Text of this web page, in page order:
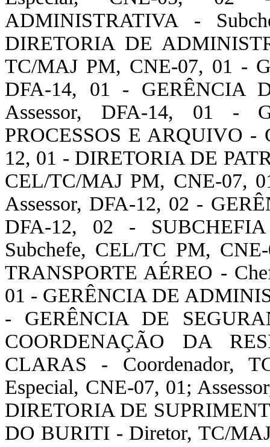
ADMINISTRATIVA -
DIRETORIA DE
TC/MAJ PM, CNE-07, 01 -
DFA-14, 01 - GERÊNCIA
Assessor, DFA-14, 01 -
PROCESSOS E ARQUIVO -
12, 01 - DIRETORIA DE
CEL/TC/MAJ PM, CNE-07,
Assessor, DFA-12, 02 -
DFA-12, 02 -
Subchefe, CEL/TC PM,
TRANSPORTE AÉREO -
01 - GERÊNCIA DE
- GERÊNCIA DE
COORDENAÇÃO DA
CLARAS - Coordenador,
Especial, CNE-07, 01;
DIRETORIA DE
DO BURITI - Diretor, TC/